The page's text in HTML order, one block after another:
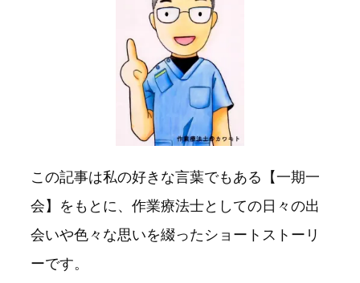
この記事は私の好きな言葉でもある【一期一
会】をもとに、作業療法士としての日々の出
会いや色々な思いを綴ったショートストーリ
ーです。